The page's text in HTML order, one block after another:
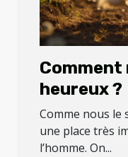
Comment
heureux ?
Comme nous le
une place très
l’homme. On...